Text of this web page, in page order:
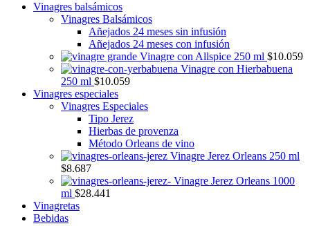
Vinagres balsámicos
Vinagres Balsámicos
Añejados 24 meses sin infusión
Añejados 24 meses con infusión
Vinagre con Allspice 250 ml $10.059
Vinagre con Hierbabuena
250 ml $10.059
Vinagres especiales
Vinagres Especiales
Tipo Jerez
Hierbas de provenza
Método Orleans de vino
Vinagre Jerez Orleans 250 ml
$8.687
Vinagre Jerez Orleans 1000
ml $28.441
Vinagretas
Bebidas